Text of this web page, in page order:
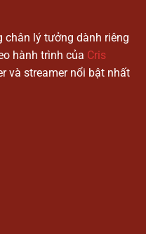
chân lý tưởng dành riêng
hành trình của Cris
và streamer nổi bật nhất